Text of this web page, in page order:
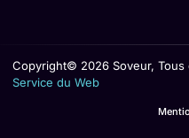
Copyright© 2026 Soveur, Tous
Service du Web